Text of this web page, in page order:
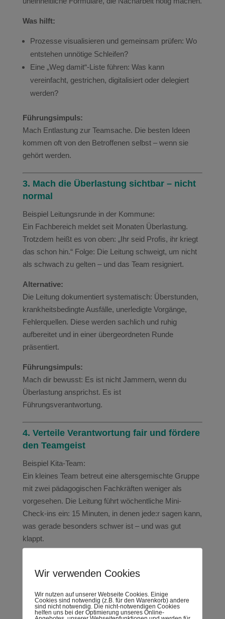
Was hilft:
Prozesse visualisieren und gemeinsam prüfen: Wo
entstehen unnötige Schleifen?
Eine „Weg damit“-Liste führen: Was kann
vereinfacht, gestrichen, digitalisiert oder delegiert
werden?
Führungsimpuls:
Mach Entlastung zur Teamsache. Die besten Ideen
kommen oft von den Betroffenen selbst – wenn sie
gehört werden.
3. Mach die Überlastung sichtbar – nicht
normal
Beispiel Leitungsrunde in der Kommune:
Ein Fachbereich meldet seit Monaten Überlastung.
Trotzdem heißt es von oben: „Ihr seid Profis, ihr kriegt
das schon hin.“ Folge: Die Leitung schweigt, um nicht
als schwach zu gelten – und das Team resigniert.
Alternative:
Die Leitung dokumentiert systematisch: Überstunden,
krankheitsbedingte Ausfälle, unerledigte Vorgänge,
Fehlerquellen. Diese werden sachlich und ruhig
aufbereitet und in einer übergeordneten Runde
präsentiert.
Führungsimpuls:
Mach dir bewusst: Es ist nicht Jammern, wenn du
Überlastung ansprichst. Es ist
Führungsverantwortung.
4. Verteile Verantwortung fair und fördere
den Teamgeist
Beispiel Kita-Team:
Ein kleines Team betreut eine altersgemischte Gruppe
mit zwei pädagogischen Fachkräften weniger als
vorgesehen. Die Leitung führt wöchentliche Mini-
Check-ins ein: 15 Minuten, in denen jede:r sagen kann,
was gerade besonders schwer ist – und was gut
klappt.
und: Was kannst du heute für dich tun, um stabil zu
Führungsimpuls:
Wir verwenden Cookies
Wir nutzen auf unserer Webseite Cookies. Einige
Cookies sind notwendig (z.B. für den Warenkorb) andere
sind nicht notwendig. Die nicht-notwendigen Cookies
helfen uns bei der Optimierung unseres Online-